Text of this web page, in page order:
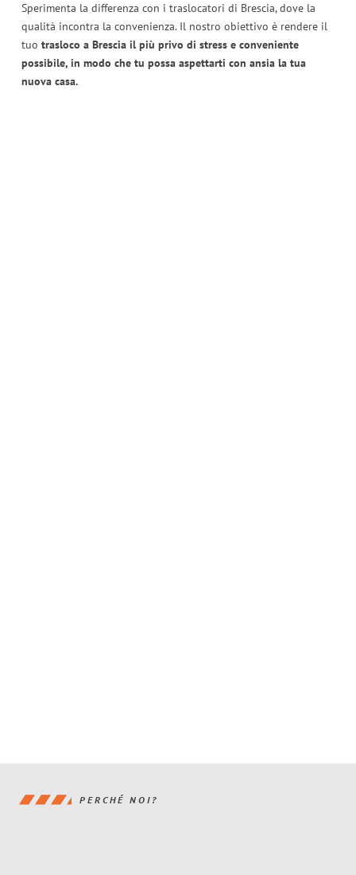
Sperimenta la differenza con i traslocatori di Brescia, dove la
qualità incontra la convenienza. Il nostro obiettivo è rendere il
tuo trasloco a Brescia il più privo di stress e conveniente
possibile, in modo che tu possa aspettarti con ansia la tua
nuova casa.
PERCHÉ NOI?